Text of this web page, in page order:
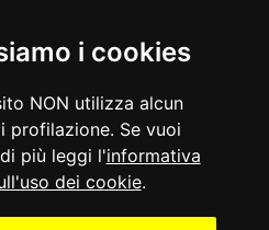
i cookies
NON utilizza alcun
profilazione. Se vuoi
più leggi l'informativa
dei cookie.
|glossario
policy
|feedback